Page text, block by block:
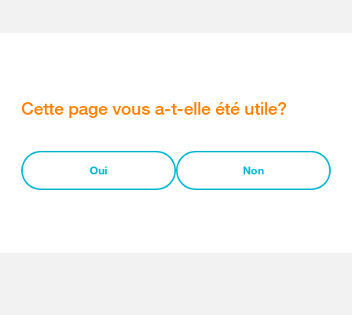
Cette page vous a-t-elle été utile?
Oui Non